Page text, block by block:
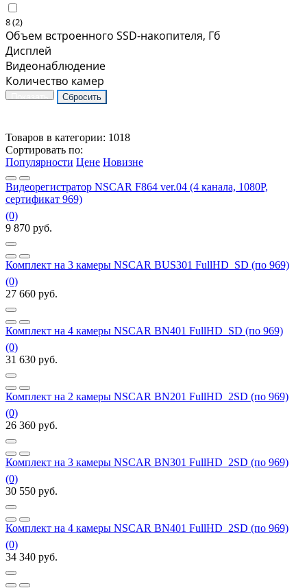
8 (2)
Объем встроенного SSD-накопителя, Гб
Дисплей
Видеонаблюдение
Количество камер
Товаров в категории: 1018
Сортировать по:
Популярности Цене Новизне
Видеорегистратор NSCAR F864 ver.04 (4 канала, 1080P,
сертификат 969)
(0)
9 870 руб.
Комплект на 3 камеры NSCAR BUS301 FullHD_SD (по 969)
(0)
27 660 руб.
Комплект на 4 камеры NSCAR BN401 FullHD_SD (по 969)
(0)
31 630 руб.
Комплект на 2 камеры NSCAR BN201 FullHD_2SD (по 969)
(0)
26 360 руб.
Комплект на 3 камеры NSCAR BN301 FullHD_2SD (по 969)
(0)
30 550 руб.
Комплект на 4 камеры NSCAR BN401 FullHD_2SD (по 969)
(0)
34 340 руб.